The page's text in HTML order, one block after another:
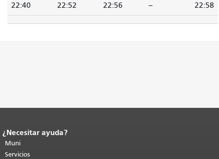
22:40 22:52 22:56 -- 22:58
Fin del contenido de la página.
de esta página se repite en todas las
páginas.Volver al principio del
¿Necesitar ayuda?
Muni
Servicios